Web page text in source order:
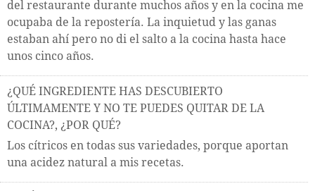
del restaurante durante muchos años y en la cocina me
ocupaba de la repostería. La inquietud y las ganas
estaban ahí pero no di el salto a la cocina hasta hace
unos cinco años.
¿QUÉ INGREDIENTE HAS DESCUBIERTO
ÚLTIMAMENTE Y NO TE PUEDES QUITAR DE LA
COCINA?, ¿POR QUÉ?
Los cítricos en todas sus variedades, porque aportan
una acidez natural a mis recetas.